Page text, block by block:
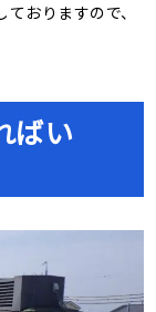
ておりますので、
ばい